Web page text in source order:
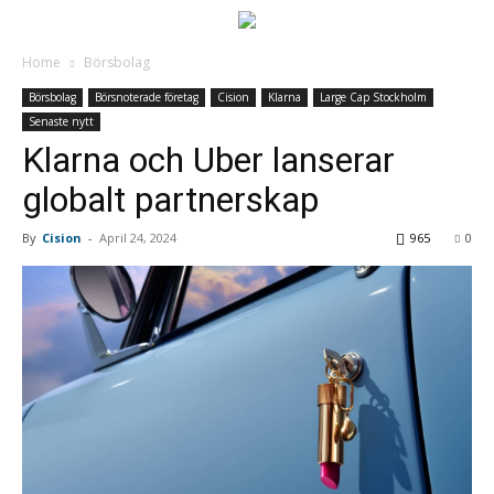
Home Börsbolag
Börsbolag Börsnoterade företag Cision Klarna
Large Cap Stockholm
Senaste nytt
Klarna och Uber lanserar
globalt partnerskap
By Cision - April 24, 2024 0
965